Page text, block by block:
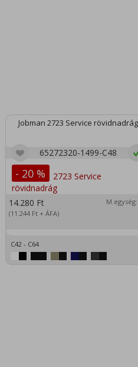
Jobman 2723 Service rövidnadrág
65272320-1499-C48
- 20 %
14.280 Ft
(11.244 Ft+ ÁFA)
M.egység:
C42 - C64